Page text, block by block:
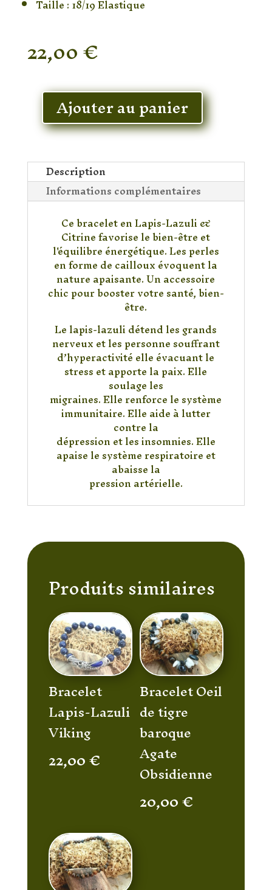
Taille : 18/19 Elastique
22,00€
En stock
quantité
Bracelet
Lazuli
&
Citrine
Ajouter au panier
Description
Informations complémentaires
Ce bracelet en Lapis-Lazuli &
Citrine favorise le bien-être et
l'équilibre énergétique. Les perles
en forme de cailloux évoquent la
nature apaisante. Un accessoire
chic pour booster votre santé, bien-
être.
Le lapis-lazuli détend les grands
nerveux et les personne souffrant
d’hyperactivité elle évacuant le
stress et apporte la paix. Elle
soulage les
migraines. Elle renforce le système
immunitaire. Elle aide à lutter
contre la
dépression et les insomnies. Elle
apaise le système respiratoire et
abaisse la
pression artérielle.
Produits similaires
Bracelet
Lapis-Lazuli
Viking
22,00€
Bracelet Oeil
de tigre
baroque
Agate
Obsidienne
20,00€